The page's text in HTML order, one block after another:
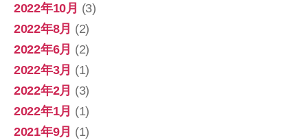
2022年10月 (3)
2022年8月 (2)
2022年6月 (2)
2022年3月 (1)
2022年2月 (3)
2022年1月 (1)
2021年9月 (1)